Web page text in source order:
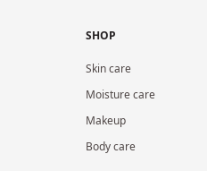
SHOP
Skin care
Moisture care
Makeup
Body care